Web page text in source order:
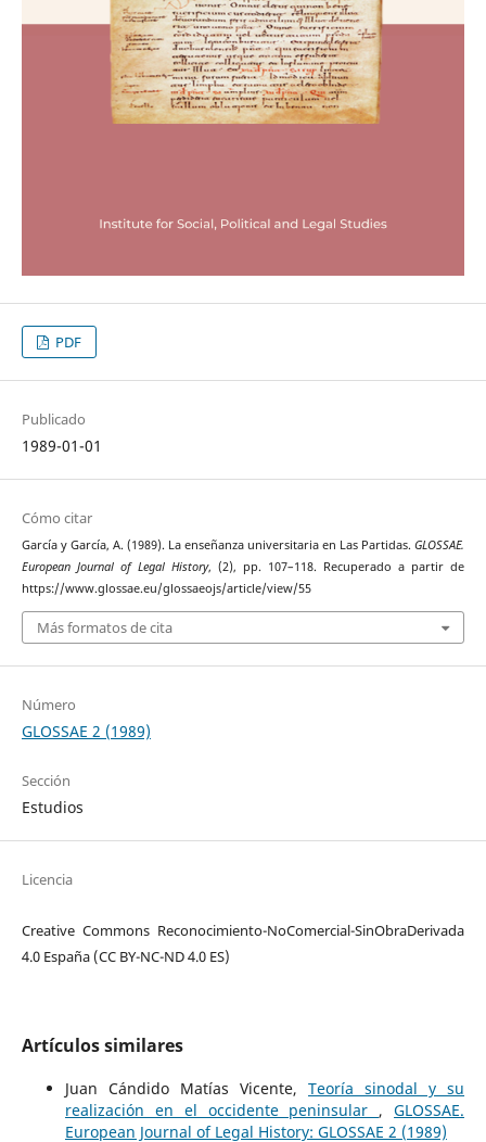
PDF
Publicado
1989-01-01
Cómo citar
García y García, A. (1989). La enseñanza universitaria en Las Partidas.GLOSSAE.
European Journal of Legal History, (2), pp. 107–118. Recuperado a partir de
https://www.glossae.eu/glossaeojs/article/view/55
Más formatos de cita
Número
GLOSSAE 2 (1989)
Sección
Estudios
Licencia
Creative Commons Reconocimiento-NoComercial-SinObraDerivada
4.0 España (CC BY-NC-ND 4.0 ES)
Artículos similares
Juan Cándido Matías Vicente,Teoría sinodal y su
realización en el occidente peninsular ,GLOSSAE.
European Journal of Legal History: GLOSSAE 2 (1989)